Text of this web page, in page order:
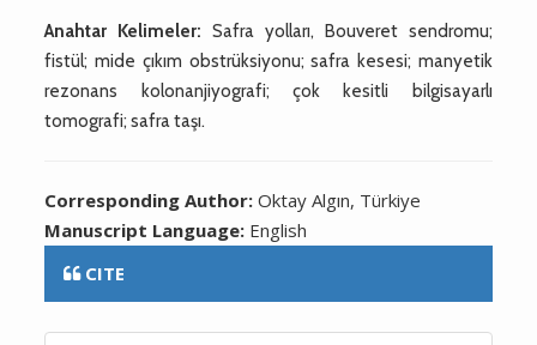
Anahtar Kelimeler: Safra yolları, Bouveret sendromu;
fistül; mide çıkım obstrüksiyonu; safra kesesi; manyetik
rezonans kolonanjiyografi; çok kesitli bilgisayarlı
tomografi; safra taşı.
Corresponding Author:Oktay Algın, Türkiye
Manuscript Language: English
CITE